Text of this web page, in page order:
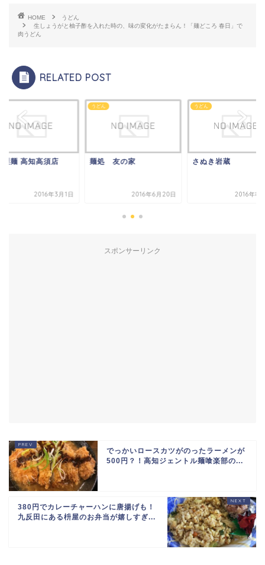
HOME
うどん
生しょうがと柚子酢を入れた時の、味の変化がたまらん！「麺どころ 春日」で
肉うどん
RELATED POST
製麺 高知高須店
2016年3月1日
うどん
麺処 友の家
2016年6月20日
うどん
さぬき岩蔵
2016年8
スポンサーリンク
でっかいロースカツがのったラーメンが
500円？！高知ジェントル麺喰楽部の...
380円でカレーチャーハンに唐揚げも！
九反田にある枡屋のお弁当が嬉しすぎ...